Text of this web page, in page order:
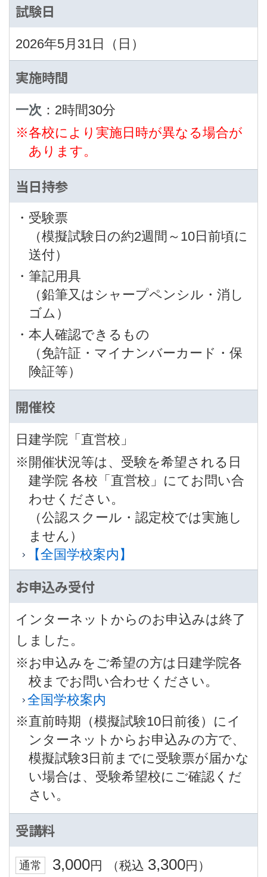
試験日
2026年5月31日（日）
実施時間
一次 ：2時間30分
※各校により実施日時が異なる場合が
あります。
当日持参
・受験票
（模擬試験日の約2週間～10日前頃に
送付）
・筆記用具
（鉛筆又はシャープペンシル・消し
ゴム）
・本人確認できるもの
（免許証・マイナンバーカード・保
険証等）
開催校
日建学院「直営校」
※開催状況等は、受験を希望される日
建学院 各校「直営校」にてお問い合
わせください。
（公認スクール・認定校では実施し
ません）
【全国学校案内】
お申込み受付
インターネットからのお申込みは終了
しました。
※お申込みをご希望の方は日建学院各
校までお問い合わせください。
全国学校案内
※直前時期（模擬試験10日前後）にイ
ンターネットからお申込みの方で、
模擬試験3日前までに受験票が届かな
い場合は、受験希望校にご確認くだ
さい。
受講料
通常 3,000円 （税込 3,300円）